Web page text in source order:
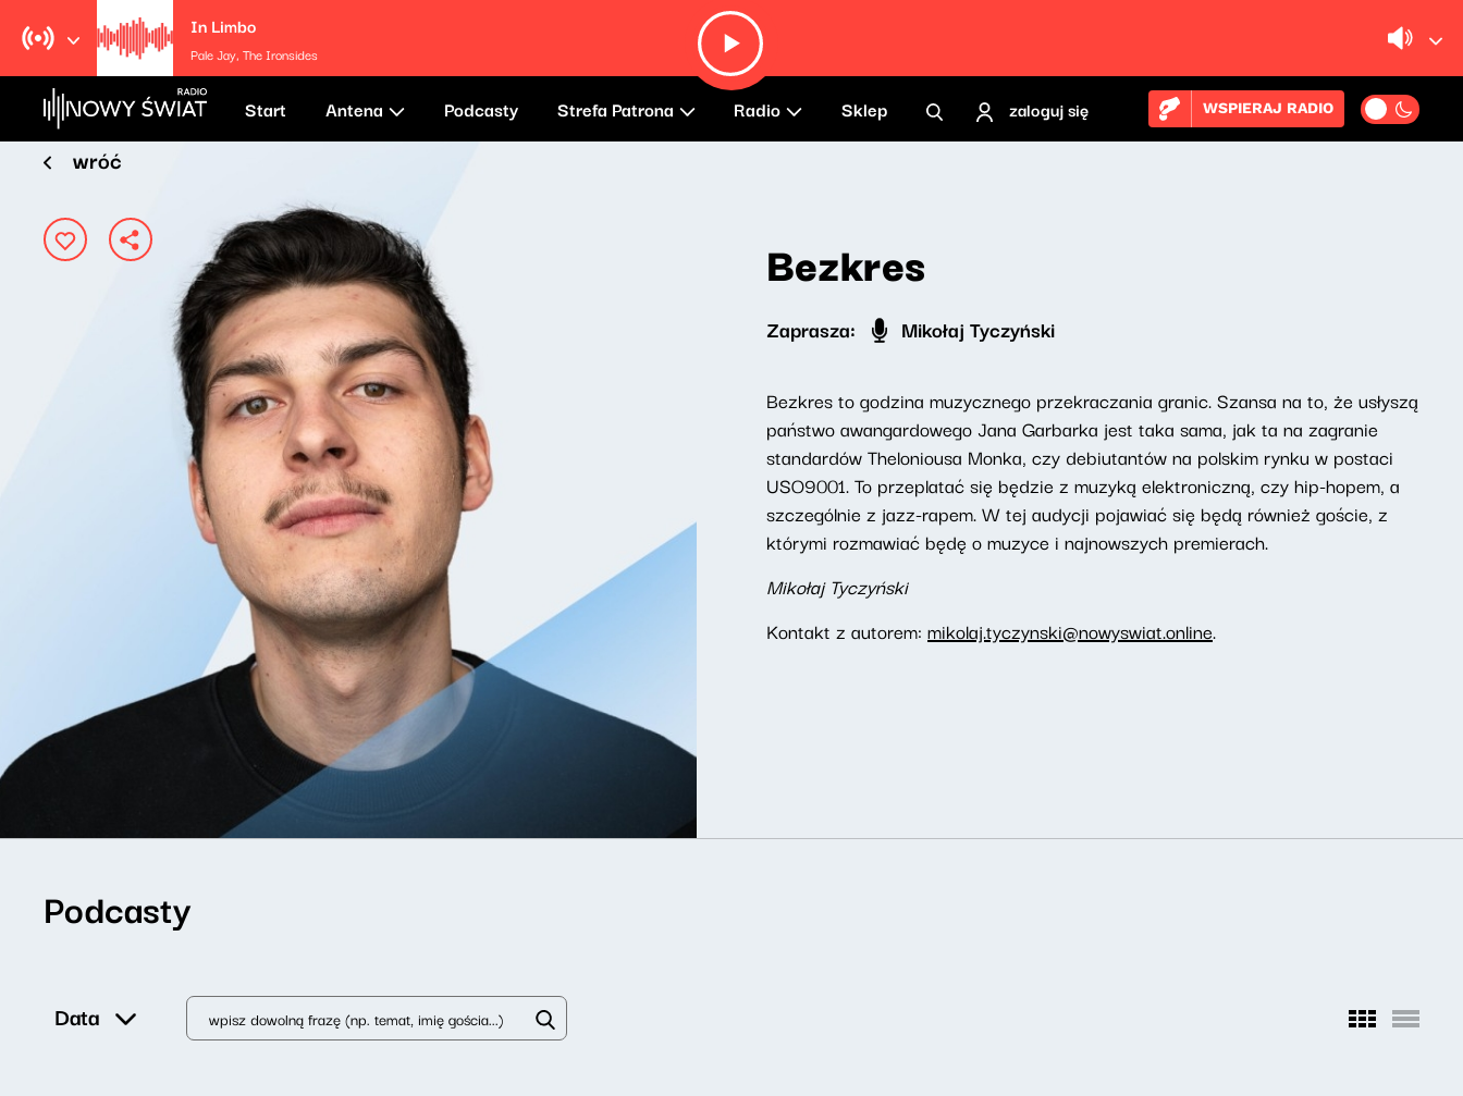
In Limbo
Pale Jay, The Ironsides
Start Antena Podcasty Strefa Patrona Radio Sklep zaloguj się WSPIERAJ RADIO
wróć
Bezkres
Zaprasza: Mikołaj Tyczyński
Bezkres to godzina muzycznego przekraczania granic. Szansa na to, że usłyszą
państwo awangardowego Jana Garbarka jest taka sama, jak ta na zagranie
standardów Theloniousa Monka, czy debiutantów na polskim rynku w postaci
USO9001. To przeplatać się będzie z muzyką elektroniczną, czy hip-hopem, a
szczególnie z jazz-rapem. W tej audycji pojawiać się będą również goście, z
którymi rozmawiać będę o muzyce i najnowszych premierach.
Mikołaj Tyczyński
Kontakt z autorem: mikolaj.tyczynski@nowyswiat.online.
Podcasty
Data